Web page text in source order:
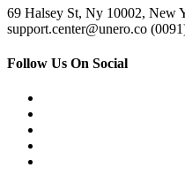
69 Halsey St, Ny 10002, New
support.center@unero.co
Follow Us On Social